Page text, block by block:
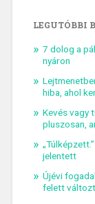
LEGUTÓBBI
7 dolog a
nyáron
hiba, ahol
Kevés vagy
pluszosan,
jelentett
Újévi
felett